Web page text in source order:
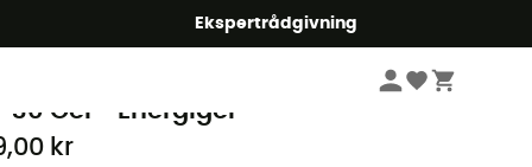
Ekspertrådgivning
Energigeleer & -drops
30 Gel - Energigel
kr